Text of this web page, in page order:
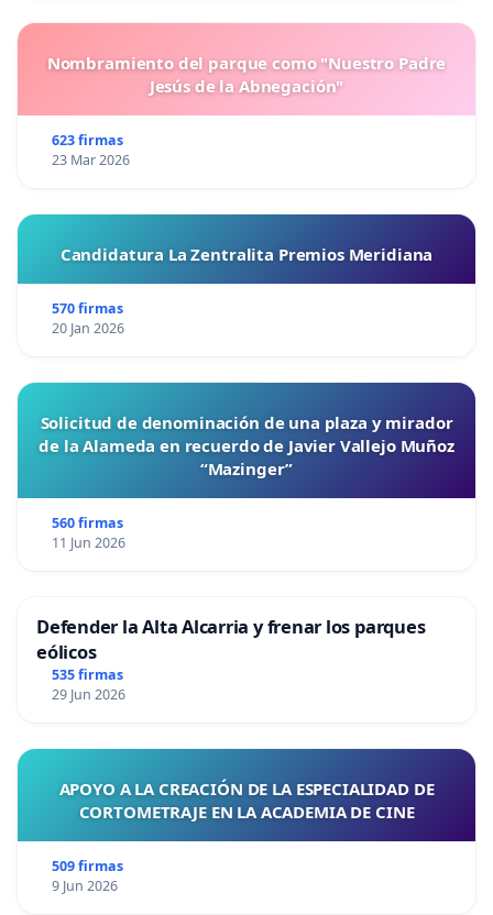
Nombramiento del parque como "Nuestro Padre
Jesús de la Abnegación"
623 firmas
23 Mar 2026
Candidatura La Zentralita Premios Meridiana
570 firmas
20 Jan 2026
Solicitud de denominación de una plaza y mirador
de la Alameda en recuerdo de Javier Vallejo Muñoz
“Mazinger”
560 firmas
11 Jun 2026
Defender la Alta Alcarria y frenar los parques
eólicos
535 firmas
29 Jun 2026
APOYO A LA CREACIÓN DE LA ESPECIALIDAD DE
CORTOMETRAJE EN LA ACADEMIA DE CINE
509 firmas
9 Jun 2026